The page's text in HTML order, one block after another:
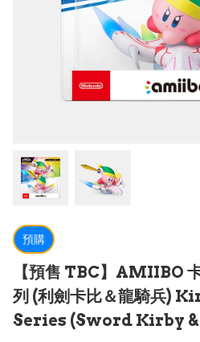
預購
【預售 TBC】AMIIBO
列 (利劍卡比＆龍騎兵)
Series (Sword Kirby &